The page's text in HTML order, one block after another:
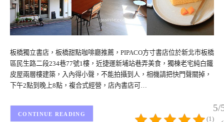
板橋獨立書店，板橋甜點咖啡廳推薦，PIPACO方寸書店位於新北市板橋
區民生路二段234巷77號1樓，近捷運新埔站巷弄美食，獨棟老宅純白鐵
皮屋兩層樓建築，入內得小聲，不能拍攝到人，相機請把快門聲關掉，
下午2點到晚上8點，複合式經營，店內書店可…
5/
(1)
CONTINUE READING